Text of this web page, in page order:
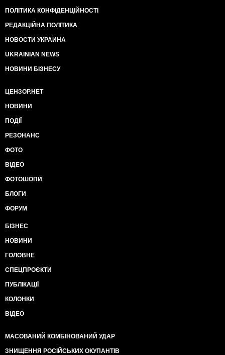
ПОЛІТИКА КОНФІДЕНЦІЙНОСТІ
РЕДАКЦІЙНА ПОЛІТИКА
НОВОСТИ УКРАИНА
UKRAINIAN NEWS
НОВИНИ БІЗНЕСУ
ЦЕНЗОР.НЕТ
НОВИНИ
ПОДІЇ
РЕЗОНАНС
ФОТО
ВІДЕО
ФОТОШОПИ
БЛОГИ
ФОРУМ
БІЗНЕС
НОВИНИ
ГОЛОВНЕ
СПЕЦПРОЄКТИ
ПУБЛІКАЦІЇ
КОЛОНКИ
ВІДЕО
МАСОВАНИЙ КОМБІНОВАНИЙ УДАР
ЗНИЩЕННЯ РОСІЙСЬКИХ ОКУПАНТІВ